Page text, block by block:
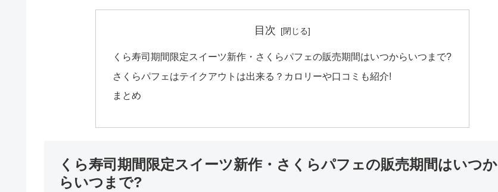
目次
くら寿司期間限定スイーツ新作・さくらパフェの販売期間はいつからいつまで?
さくらパフェはテイクアウトは出来る？カロリーや口コミも紹介!
まとめ
くら寿司期間限定スイーツ新作・さくらパフェの販売期間はいつか
らいつまで?